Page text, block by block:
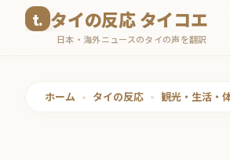
タイの反応 タイコエ
日本・海外ニュースのタイの声を翻訳
ホーム • タイの反応 • 観光・生活・